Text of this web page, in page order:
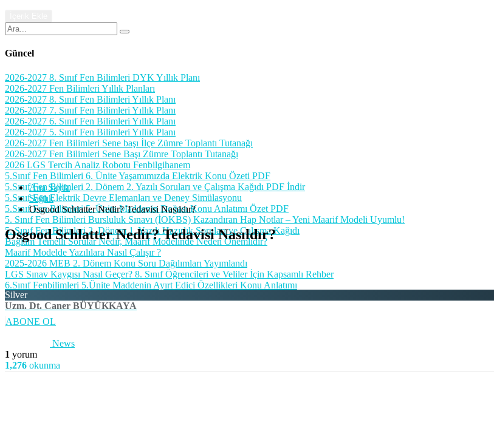
Güncel
2026-2027 8. Sınıf Fen Bilimleri DYK Yıllık Planı
2026-2027 Fen Bilimleri Yıllık Planları
2026-2027 8. Sınıf Fen Bilimleri Yıllık Planı
2026-2027 7. Sınıf Fen Bilimleri Yıllık Planı
2026-2027 6. Sınıf Fen Bilimleri Yıllık Planı
2026-2027 5. Sınıf Fen Bilimleri Yıllık Planı
2026-2027 Fen Bilimleri Sene başı İlçe Zümre Toplantı Tutanağı
2026-2027 Fen Bilimleri Sene Başı Zümre Toplantı Tutanağı
2026 LGS Tercih Analiz Robotu Fenbilgihanem
5.Sınıf Fen Bilimleri 6. Ünite Yaşamımızda Elektrik Konu Özeti PDF
5.Sınıf Fen Bilimleri 2. Dönem 2. Yazılı Soruları ve Çalışma Kağıdı PDF İndir
5.Sınıf Fen Elektrik Devre Elemanları ve Deney Simülasyonu
5.Sınıf Fen Bilimleri 5. Ünite Maddenin Doğası Konu Anlatımı Özet PDF
5. Sınıf Fen Bilimleri Bursluluk Sınavı (İOKBS) Kazandıran Hap Notlar – Yeni Maarif Modeli Uyumlu!
5. Sınıf Fen Bilimleri 2. Dönem 1. Yazılı Hazırlık Soruları ve Çalışma Kağıdı
Bağlam Temelli Sorular Nedir, Maarif Modelinde Neden Önemlidir?
Maarif Modelde Yazılılara Nasıl Çalışır ?
2025-2026 MEB 2. Dönem Konu Soru Dağılımları Yayımlandı
LGS Sınav Kaygısı Nasıl Geçer? 8. Sınıf Öğrencileri ve Veliler İçin Kapsamlı Rehber
6.Sınıf Fenbilimleri 5.Ünite Maddenin Ayırt Edici Özellikleri Konu Anlatımı
Ana Sayfa
Sağlık
Osgood Schlatter Nedir? Tedavisi Nasıldır?
Osgood Schlatter Nedir? Tedavisi Nasıldır?
Silver
Uzm. Dt. Caner BÜYÜKKAYA
ABONE OL
News
1 yorum
1,276 okunma